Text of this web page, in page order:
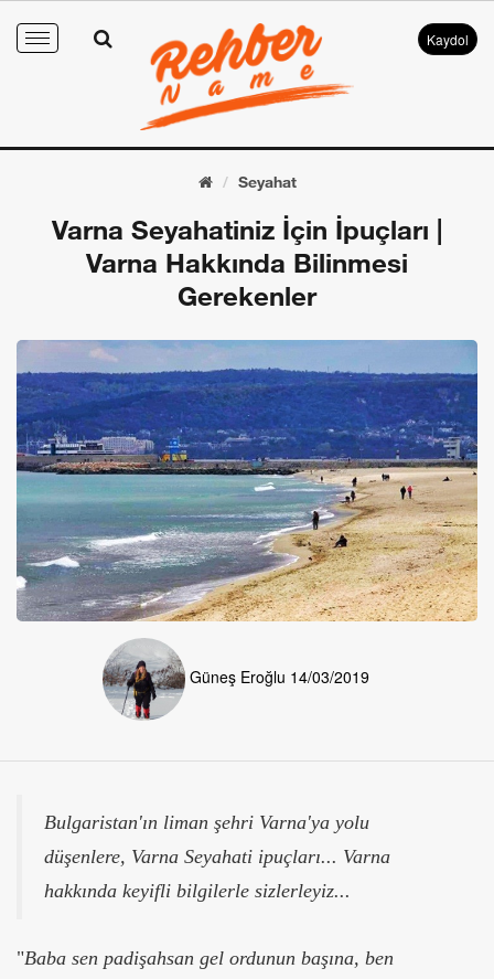
Toggle
Kaydol
Seyahat
Varna Seyahatiniz İçin İpuçları |
Varna Hakkında Bilinmesi
Gerekenler
Güneş Eroğlu 14/03/2019
Bulgaristan'ın liman şehri Varna'ya yolu
düşenlere, Varna Seyahati ipuçları... Varna
hakkında keyifli bilgilerle sizlerleyiz...
"Baba sen padişahsan gel ordunun başına, ben